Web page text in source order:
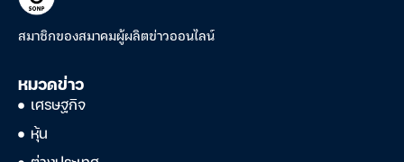
สมาชิกของสมาคมผู้ผลิตข่าวออนไลน์
หมวดข่าว
เศรษฐกิจ
หุ้น